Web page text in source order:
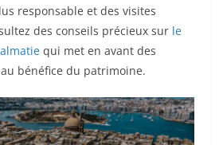
responsable et des visites
des conseils précieux sur le
qui met en avant des
bénéfice du patrimoine.